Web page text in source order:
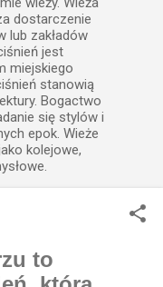
dostarczenie
lub zakładów
jest
miejskiego
stanowią
Bogactwo
się stylów i
epok. Wieże
kolejowe,
to